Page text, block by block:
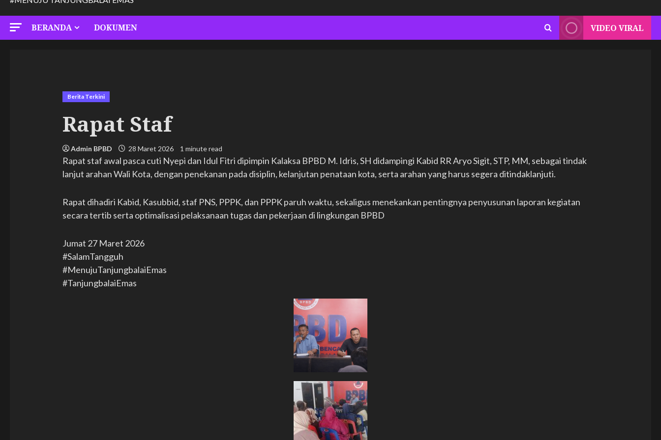
BERANDA DOKUMEN VIDEO VIRAL
Berita Terkini
Rapat Staf
Admin BPBD 28 Maret 2026 1 minute read
Rapat staf awal pasca cuti Nyepi dan Idul Fitri dipimpin Kalaksa BPBD M. Idris, SH didampingi Kabid RR Aryo Sigit, STP, MM, sebagai tindak
lanjut arahan Wali Kota, dengan penekanan pada disiplin, kelanjutan penataan kota, serta arahan yang harus segera ditindaklanjuti.
Rapat dihadiri Kabid, Kasubbid, staf PNS, PPPK, dan PPPK paruh waktu, sekaligus menekankan pentingnya penyusunan laporan kegiatan
secara tertib serta optimalisasi pelaksanaan tugas dan pekerjaan di lingkungan BPBD
Jumat 27 Maret 2026
#SalamTangguh
#MenujuTanjungbalaiEmas
#TanjungbalaiEmas